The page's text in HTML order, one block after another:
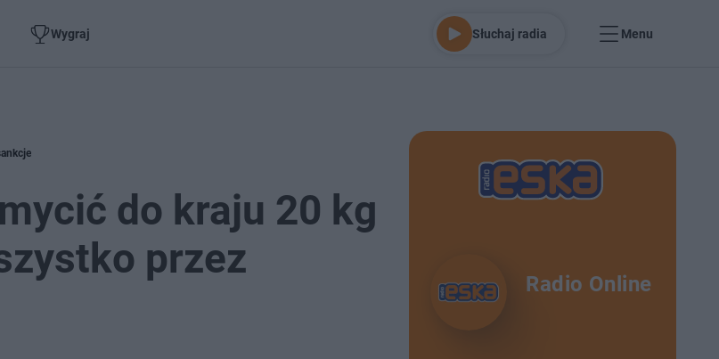
Wygraj Słuchaj radia Menu
do kraju 20 kg
przez
Radio Online